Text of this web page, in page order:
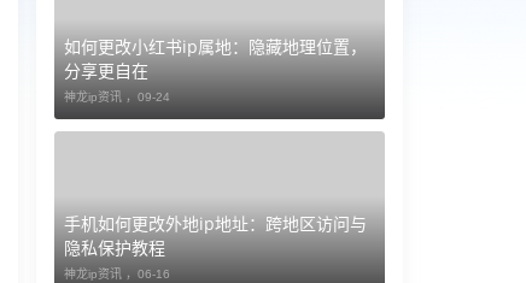
如何更改小红书ip属地：隐藏地理位置，
分享更自在
神龙ip资讯 ， 09-24
手机如何更改外地ip地址：跨地区访问与
隐私保护教程
神龙ip资讯 ， 06-16